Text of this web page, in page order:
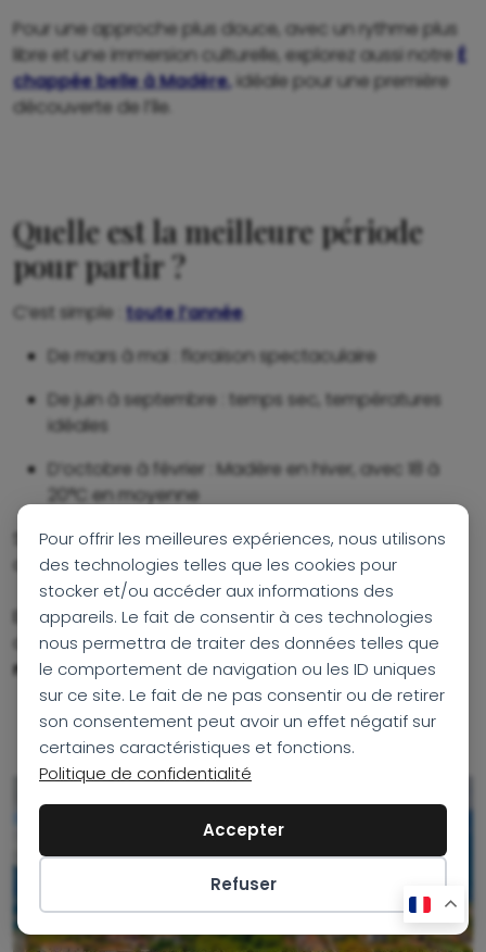
Pour offrir les meilleures expériences, nous utilisons
des technologies telles que les cookies pour
stocker et/ou accéder aux informations des
appareils. Le fait de consentir à ces technologies
nous permettra de traiter des données telles que
le comportement de navigation ou les ID uniques
sur ce site. Le fait de ne pas consentir ou de retirer
son consentement peut avoir un effet négatif sur
certaines caractéristiques et fonctions.
Politique de confidentialité
Accepter
Refuser
Préférences des cookies
Pour une approche plus douce, avec un rythme plus
libre et une immersion culturelle, explorez aussi notre É
chappée belle à Madère, idéale pour une première
découverte de l’île.
Quelle est la meilleure période
pour partir ?
C’est simple : toute l’année.
De mars à mai : floraison spectaculaire
De juin à septembre : temps sec, températures
idéales
D’octobre à février : Madère en hiver, avec 18 à
20°C en moyenne
Si vous cherchez une idée de destination hivernale,
consultez aussi notre sélectionOù partir en hiver ?
Et si un coin de l’île est sous la pluie ? Il suffit souvent
de passer un col pour retrouver le soleil.Les
microclimats de Madère sont une bénédiction.